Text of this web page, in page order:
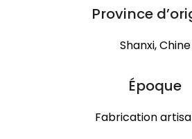
Province
Shanxi, Chine
Époque
Fabrication